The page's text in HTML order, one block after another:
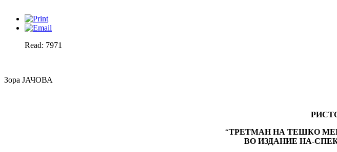
Read: 7971
Зора ЈАЧОВА
“ТРЕТМАН НА ТЕШКО
ВО ИЗДАНИЕ НА-